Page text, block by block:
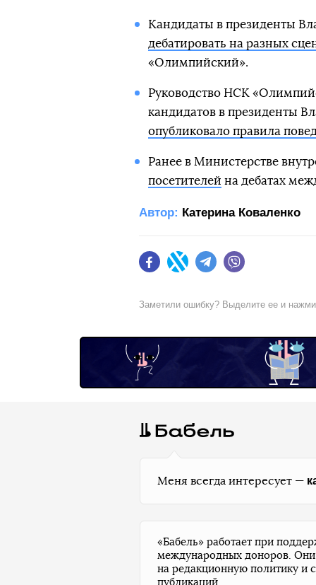
Кандидаты в президенты
дебатировать на разных
«Олимпийский».
Руководство НСК
кандидатов в президенты
опубликовало правила
Ранее в Министерстве
посетителей на дебатах
Автор: Катерина Коваленко
FacebookTwitter Telegram
Заметили ошибку? Выделите ее и
Меня всегда интересует —
«Бабель» работает при
международных доноров.
на редакционную политику и
публикаций.